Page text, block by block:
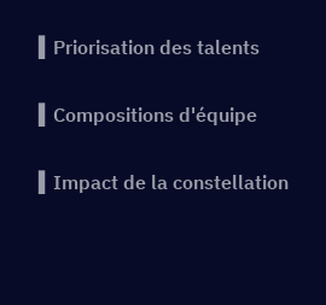
▍Priorisation des talents
▍Compositions d'équipe
▍Impact de la constellation